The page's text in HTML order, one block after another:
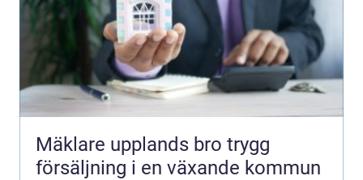
Mäklare upplands bro trygg
försäljning i en växande kommun